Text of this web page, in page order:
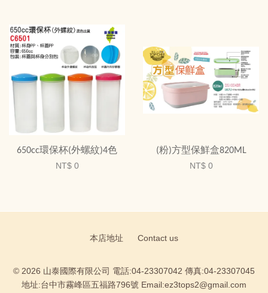
650cc環保杯(外螺紋)4色
NT$ 0
(粉)方型保鮮盒820ML
NT$ 0
本店地址 Contact us
© 2026 山泰國際有限公司 電話:04-23307042 傳真:04-23307045
地址:台中市霧峰區五福路796號 Email:ez3tops2@gmail.com